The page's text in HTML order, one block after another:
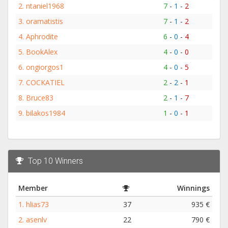
2. ntaniel1968 7- 1 - 2
3. oramatistis 7- 1 - 2
4. Aphrodite 6 - 0 - 4
5. BookAlex 4- 0 - 0
6. ongiorgos1 4- 0 - 5
7. COCKATIEL 2 - 2 - 1
8. Bruce83 2 - 1 - 7
9. bilakos1984 1 - 0 - 1
Top 10 Winners
Member
Winnings
1. hlias73 37
935 €
2. asenlv 22
790 €